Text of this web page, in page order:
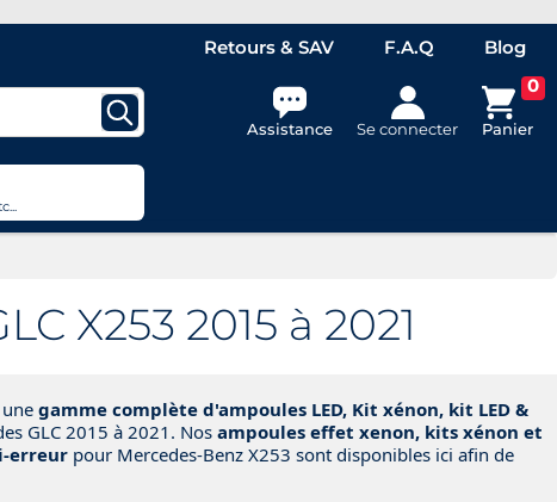
Retours & SAV F.A.Q Blog
Assistance Se connecter
0
Panier
X253 2015 à 2021
gamme complète d'ampoules LED, Kit xénon, kit LED &
GLC 2015 à 2021. Nosampoules effet xenon, kits xénon et
erreur pour Mercedes-Benz X253 sont disponibles ici afin de